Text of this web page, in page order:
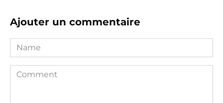
Ajouter un commentaire
Name
Comment